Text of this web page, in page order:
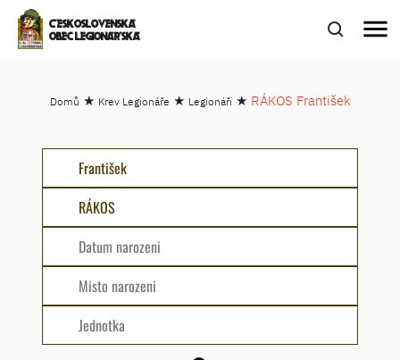
ČESKOSLOVENSKÁ
OBEC LEGIONÁŘSKÁ
menu
Domů ★ Krev Legionáře ★ Legionáři ★ RÁKOS František